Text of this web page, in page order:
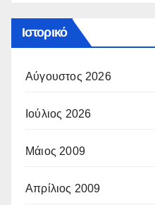
Ιστορικό
Αύγουστος 2026
Ιούλιος 2026
Μάιος 2009
Απρίλιος 2009